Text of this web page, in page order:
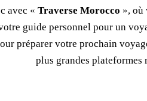
avec « Traverse Morocco », où
guide personnel pour un
préparer votre prochain
plus grandes plateformes